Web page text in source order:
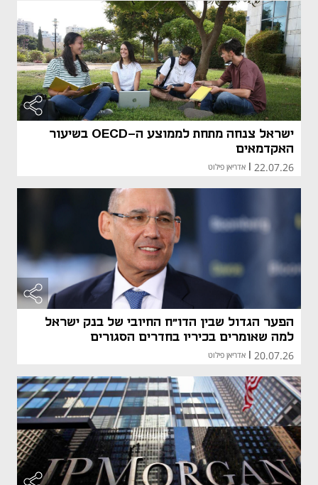
ישראל צנחה מתחת לממוצע ה-OECD בשיעור
האקדמאים
22.07.26 אדריאן פילוט
הפער הגדול שבין הדו"ח החיובי של בנק ישראל
למה שאומרים בכיריו בחדרים הסגורים
20.07.26 אדריאן פילוט